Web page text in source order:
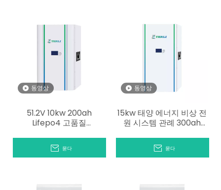
동영상
51.2V 10kw 200ah
Lifepo4 고품질
배터리
묻다
동영상
15kw 태양 에너지 비상 전
원 시스템 관례 300ah
지
묻다